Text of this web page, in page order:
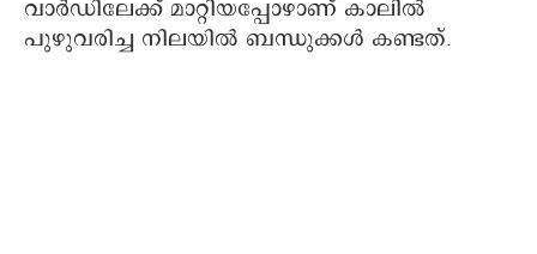
വാർഡിലേക്ക് മാറ്റിയപ്പോഴാണ് കാലിൽ‌
പുഴുവരിച്ച നിലയിൽ ബന്ധുക്കൾ കണ്ടത്.